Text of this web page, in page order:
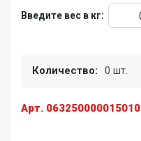
Арт. 063250000015010
Введите вес в кг:
Количество: 0 шт.